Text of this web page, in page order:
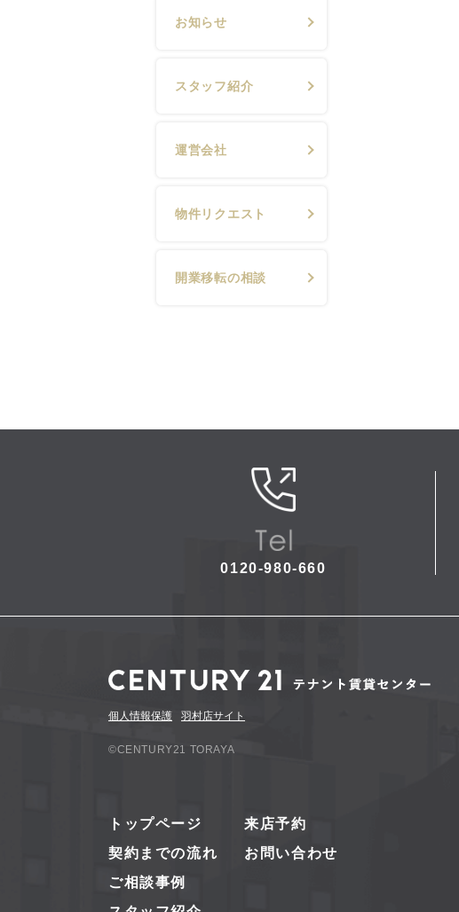
お知らせ
スタッフ紹介
運営会社
物件リクエスト
開業移転の相談
0120-980-660
個人情報保護 羽村店サイト
©CENTURY21 TORAYA
トップページ
契約までの流れ
ご相談事例
来店予約
お問い合わせ